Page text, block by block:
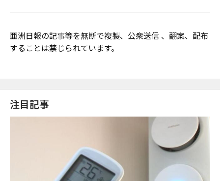
亜洲日報の記事等を無断で複製、公衆送信 、翻案、配布
することは禁じられています。
注目記事